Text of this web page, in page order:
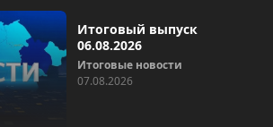
Итоговый выпуск
06.08.2026
Итоговые новости
07.08.2026